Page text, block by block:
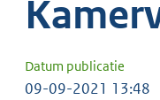
Datum publicatie
09-09-2021 13:48